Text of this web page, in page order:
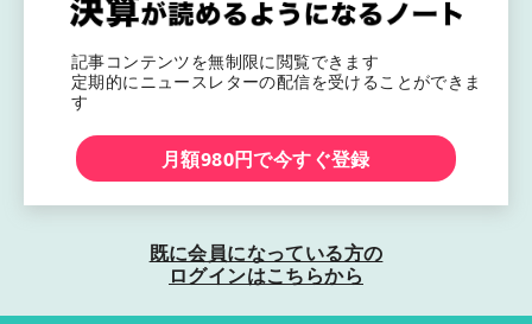
記事コンテンツを無制限に閲覧できます
定期的にニュースレターの配信を受けることができま
す
月額980円で今すぐ登録
既に会員になっている方の
ログインはこちらから